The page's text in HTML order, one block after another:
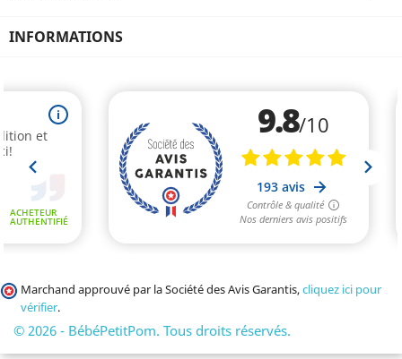
INFORMATIONS
Marchand approuvé par la Société des Avis Garantis,cliquez ici pour
vérifier.
© 2026 - BébéPetitPom. Tous droits réservés.